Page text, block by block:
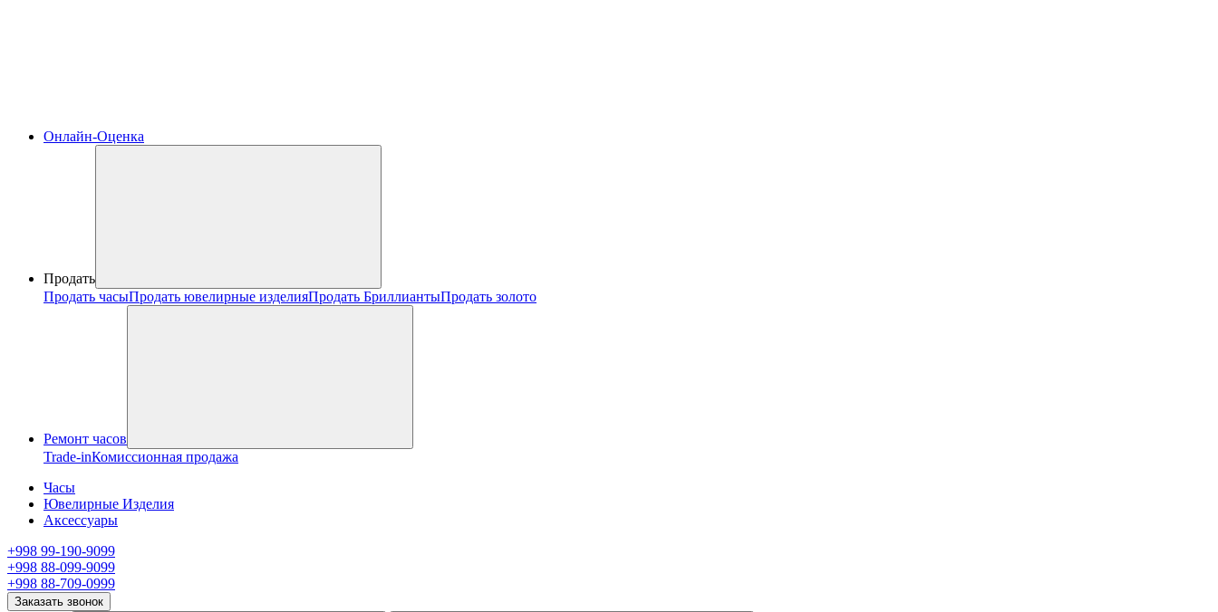
Онлайн-Оценка
Продать
Продать часыПродать ювелирные изделияПродать БриллиантыПродать золото
Ремонт часов
Trade-inКомиссионная продажа
Часы
Ювелирные Изделия
Аксессуары
+998 99-190-9099
+998 88-099-9099
+998 88-709-0999
Заказать звонок